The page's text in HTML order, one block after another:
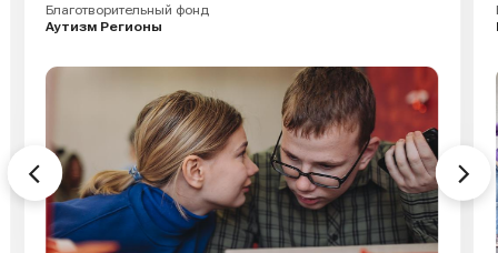
Благотворительный фонд
Аутизм Регионы